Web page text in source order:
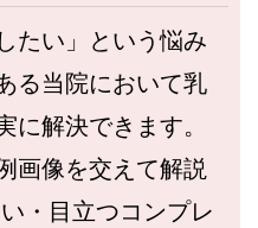
たい」という悩み
る当院において乳
に解決できます。
画像を交えて解説
・目立つコンプレ